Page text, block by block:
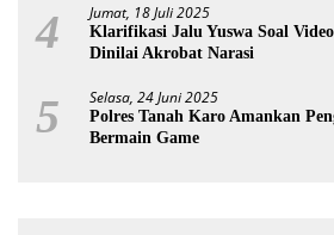
4 Jumat, 18 Juli 2025
Klarifikasi Jalu Yuswa Soal
Dinilai Akrobat Narasi
5 Selasa, 24 Juni 2025
Polres Tanah Karo Amankan
Bermain Game